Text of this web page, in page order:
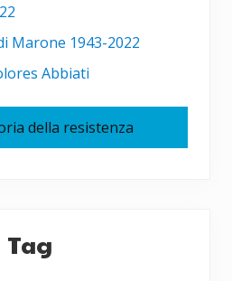
Marone 1943-2022
Abbiati
della resistenza
Tag